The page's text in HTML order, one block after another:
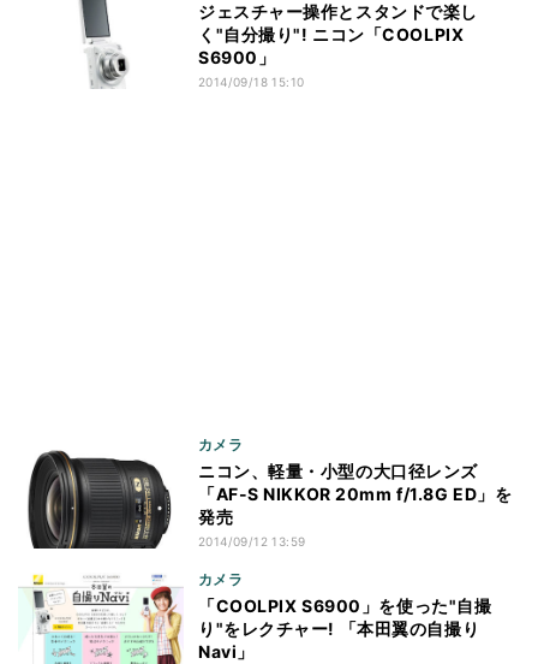
ジェスチャー操作とスタンドで楽し
く"自分撮り"! ニコン「COOLPIX
S6900」
2014/09/18 15:10
カメラ
ニコン、軽量・小型の大口径レンズ
「AF-S NIKKOR 20mm f/1.8G ED」を
発売
2014/09/12 13:59
カメラ
「COOLPIX S6900」を使った"自撮
り"をレクチャー! 「本田翼の自撮り
Navi」